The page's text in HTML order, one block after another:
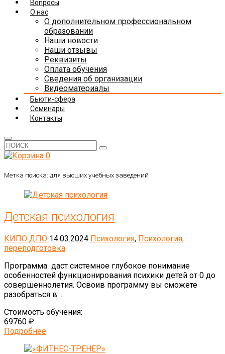
Вопросы
О нас
О дополнительном профессиональном
образовании
Наши новости
Наши отзывы
Реквизиты
Оплата обучения
Сведения об организации
Видеоматериалы
Бьюти-сфера
Семинары
Контакты
0
Метка поиска: для высших учебных заведений
Детская психология
КИПО ДПО 14.03.2024 Психология, Психология,
переподготовка
Программа даст системное глубокое понимание
особенностей функционирования психики детей от 0 до
совершеннолетия. Освоив программу вы сможете
разобраться в ...
Стоимость обучения:
69760 ₽
Подробнее